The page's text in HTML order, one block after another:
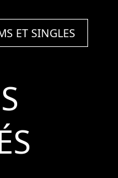
ET SINGLES